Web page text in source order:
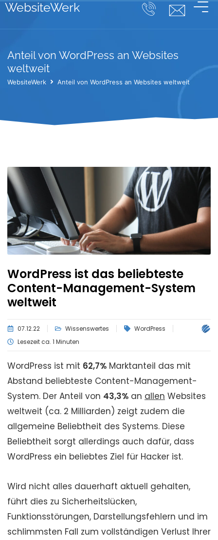
WebsiteWerk
Anteil von WordPress an Websites
weltweit
WebsiteWerk Anteil von WordPress an Websites weltweit
WordPress ist das beliebteste
Content-Management-System
weltweit
07.12.22 Wissenswertes
WordPress
Lesezeit ca. 1 Minuten
WordPress ist mit 62,7% Marktanteil das mit
Abstand beliebteste Content-Management-
System. Der Anteil von 43,3% an allen Websites
weltweit (ca. 2 Milliarden) zeigt zudem die
allgemeine Beliebtheit des Systems. Diese
Beliebtheit sorgt allerdings auch dafür, dass
WordPress ein beliebtes Ziel für Hacker ist.
Wird nicht alles dauerhaft aktuell gehalten,
führt dies zu Sicherheitslücken,
Funktionsstörungen, Darstellungsfehlern und im
schlimmsten Fall zum vollständigen Verlust Ihrer